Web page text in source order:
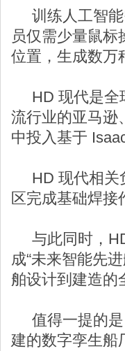
训练人工智能
员仅需少量鼠
位置，生成数万
HD 现代是全
流行业的亚马逊
中投入基于
HD 现代相关
区完成基础焊接
与此同时，
成“未来智能先
舶设计到建造的
值得一提的是
建的数字孪生船